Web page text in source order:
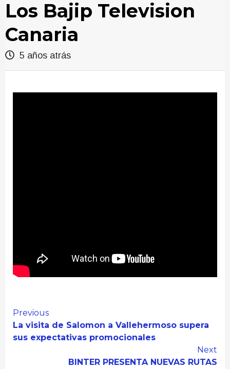
Los Bajip Television
Canaria
5 años atrás
Continue
Reading
Previous
La visita de Salomon a Vallehermoso supera
sus expectativas promocionales
Next
BINTER PRESENTA NUEVAS RUTAS